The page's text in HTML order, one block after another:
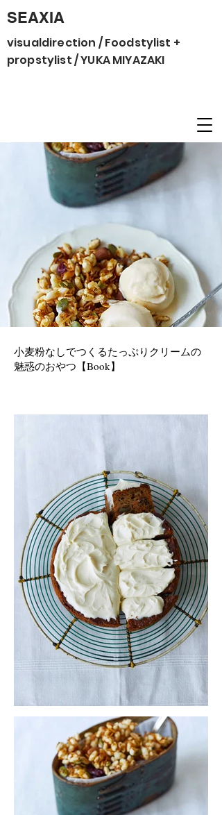
SEAXIA
visualdirection / Foodstylist +
propstylist / YUKA MIYAZAKI
小麦粉なしでつくるたっぷりクリームの
魅惑のおやつ【Book】